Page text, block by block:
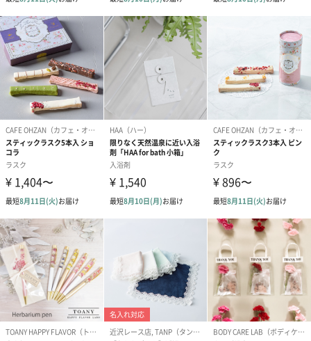
※9-15時にご注文いただく場合、最短のお届け可能日が通常より
も1日遅くなります。
シーズンブーケ（ひま
わり）（1,880円）
ブーケ（ホワイトグリ
ーン）（1,650円）
ドライフラワー・プリザーブドフラワー
自然のお花で作ったドライフラワー・プリザーブドフラワーを同
梱します。
一部花材が写真と異なる場合がございます。予めご了承くださ
い。パッケージに入れてお届けします。